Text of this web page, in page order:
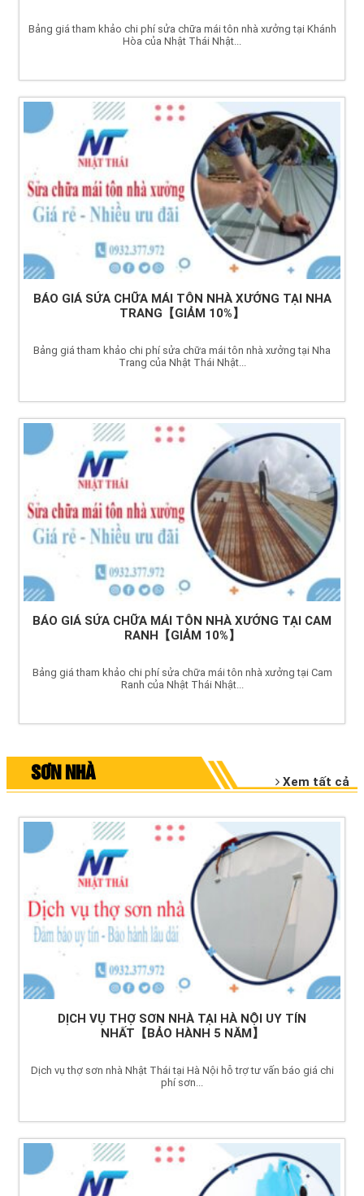
Bảng giá tham khảo chi phí sửa chữa mái tôn nhà xưởng tại Khánh
Hòa của Nhật Thái Nhật...
BÁO GIÁ SỬA CHỮA MÁI TÔN NHÀ XƯỞNG TẠI NHA
TRANG【GIẢM 10%】
Bảng giá tham khảo chi phí sửa chữa mái tôn nhà xưởng tại Nha
Trang của Nhật Thái Nhật...
BÁO GIÁ SỬA CHỮA MÁI TÔN NHÀ XƯỞNG TẠI CAM
RANH【GIẢM 10%】
Bảng giá tham khảo chi phí sửa chữa mái tôn nhà xưởng tại Cam
Ranh của Nhật Thái Nhật...
SƠN NHÀ
Xem tất cả
DỊCH VỤ THỢ SƠN NHÀ TẠI HÀ NỘI UY TÍN
NHẤT【BẢO HÀNH 5 NĂM】
Dịch vụ thợ sơn nhà Nhật Thái tại Hà Nội hỗ trợ tư vấn báo giá chi
phí sơn...